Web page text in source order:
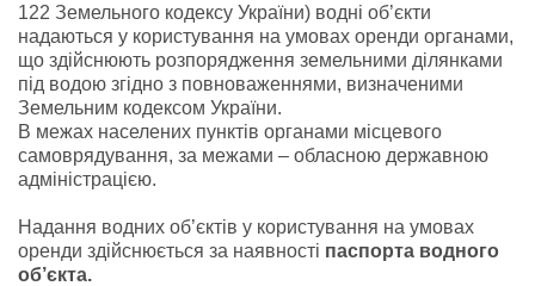
122 Земельного кодексу України) водні об’єкти
надаються у користування на умовах оренди органами,
що здійснюють розпорядження земельними ділянками
під водою згідно з повноваженнями, визначеними
Земельним кодексом України.
В межах населених пунктів органами місцевого
самоврядування, за межами – обласною державною
адміністрацією.
Надання водних об’єктів у користування на умовах
оренди здійснюється за наявності паспорта водного
об’єкта.